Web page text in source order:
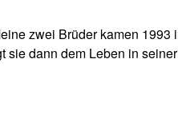
zwei Brüder kamen
dann dem Leben in